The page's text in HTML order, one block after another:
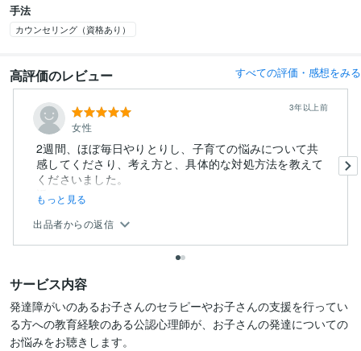
手法
カウンセリング（資格あり）
高評価のレビュー すべての評価・感想をみる
女性
3年以上前
2週間、ほぼ毎日やりとりし、子育ての悩みについて共
感してくださり、考え方と、具体的な対処方法を教えて
くださいました。
返...
もっと見る
出品者からの返信
サービス内容
発達障がいのあるお子さんのセラピーやお子さんの支援を行ってい
る方への教育経験のある公認心理師が、お子さんの発達についての
お悩みをお聴きします。